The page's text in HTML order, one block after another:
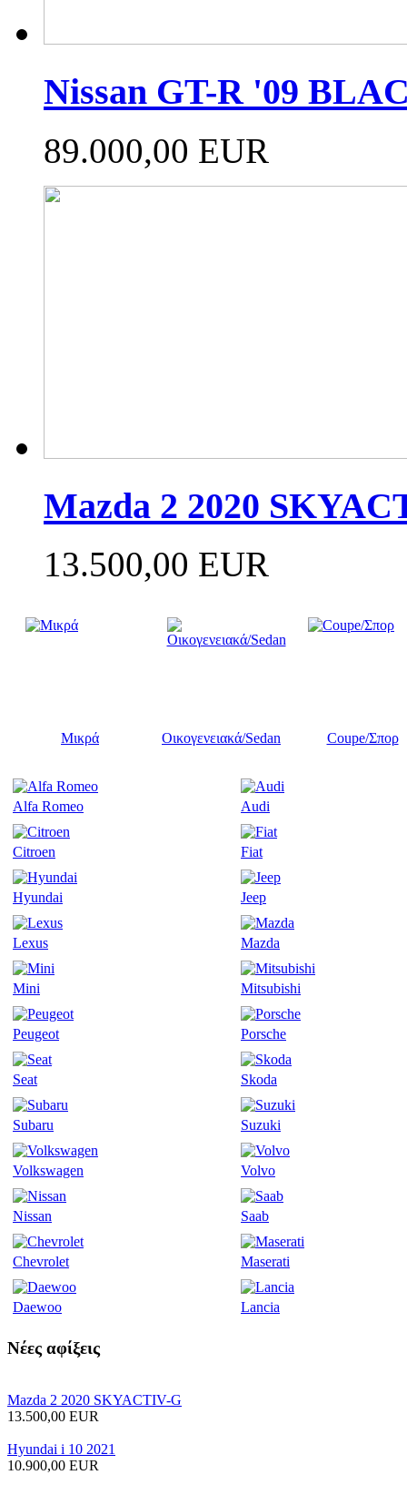
Nissan GT-R '09
89.000,00 EUR
Mazda 2 2020
13.500,00 EUR
Μικρά Οικογενειακά/Sedan Coupe/Σπορ
Alfa Romeo Audi
Citroen Fiat
Hyundai Jeep
Lexus Mazda
Mini Mitsubishi
Peugeot Porsche
Seat Skoda
Subaru Suzuki
Volkswagen Volvo
Nissan Saab
Chevrolet Maserati
Daewoo Lancia
Νέες αφίξεις
Mazda 2 2020 SKYACTIV-G
13.500,00 EUR
Hyundai i 10 2021
10.900,00 EUR